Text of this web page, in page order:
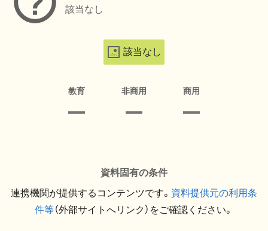
該当なし
該当なし
教育 非商用 商用
資料固有の条件
連携機関が提供するコンテンツです。 資料提供元の利用条
件等（外部サイトへリンク）をご確認ください。